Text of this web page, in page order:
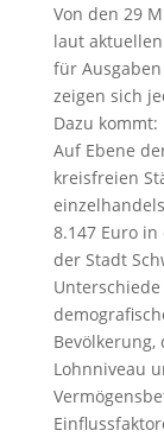
Von den 29
laut
für
zeigen sich
Dazu
Auf Ebene
kreisfreien
8.147 Euro
der Stadt
Lohnniveau